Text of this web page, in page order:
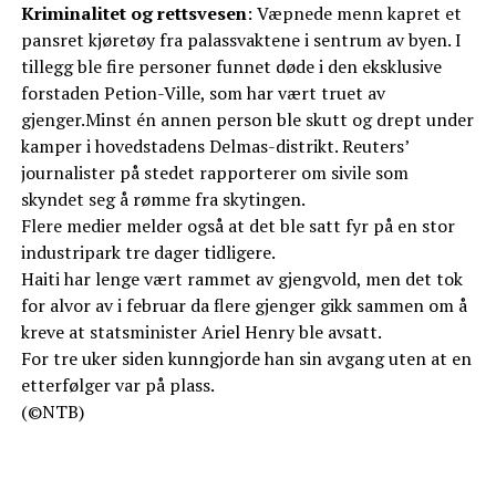
Kriminalitet og rettsvesen: Væpnede menn kapret et
pansret kjøretøy fra palassvaktene i sentrum av byen. I
tillegg ble fire personer funnet døde i den eksklusive
forstaden Petion-Ville, som har vært truet av
gjenger.Minst én annen person ble skutt og drept under
kamper i hovedstadens Delmas-distrikt. Reuters’
journalister på stedet rapporterer om sivile som
skyndet seg å rømme fra skytingen.
Flere medier melder også at det ble satt fyr på en stor
industripark tre dager tidligere.
Haiti har lenge vært rammet av gjengvold, men det tok
for alvor av i februar da flere gjenger gikk sammen om å
kreve at statsminister Ariel Henry ble avsatt.
For tre uker siden kunngjorde han sin avgang uten at en
etterfølger var på plass.
(©NTB)